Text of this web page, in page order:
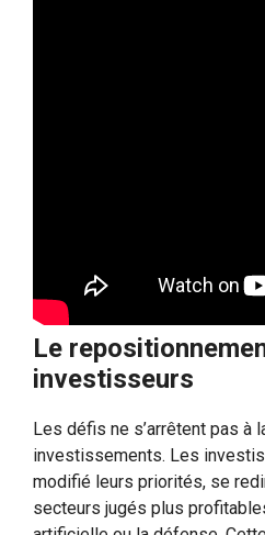
Le
investisseurs
Les défis ne s’arrêtent pas à
investissements. Les
modifié leurs priorités, se
secteurs jugés plus